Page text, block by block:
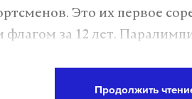
Это их первое
за 12 лет.
Продолжить